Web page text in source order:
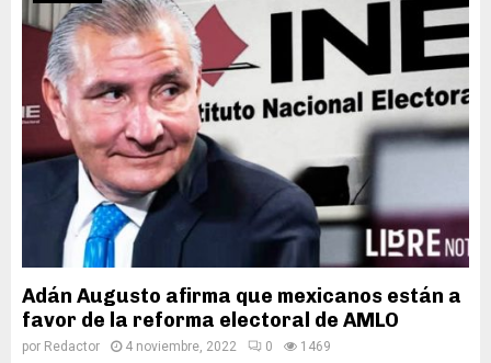
Adán Augusto afirma que mexicanos están a
favor de la reforma electoral de AMLO
por Redactor 4 noviembre, 2022 0 1469